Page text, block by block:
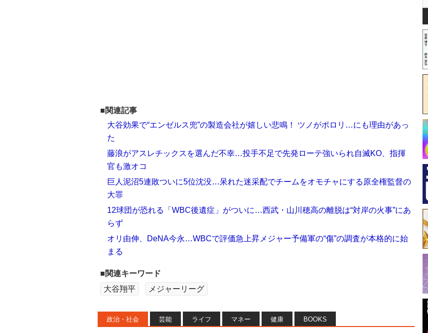
■関連記事
大谷効果で“エンゼルス兜”の製造会社が嬉しい悲鳴！ ツノがポロリ…にも理由があっ
た
藤浪がアスレチックスを選んだ不幸…投手不足で先発ローテ強いられ自滅KO、指揮
官も激オコ
巨人泥沼5連敗ついに5位沈没…呆れた迷采配でチームをオモチャにする原全権監督の
大罪
12球団が恐れる「WBC後遺症」がついに…西武・山川穂高の離脱は“対岸の火事”にあ
らず
オリ由伸、DeNA今永…WBCで評価急上昇メジャー予備軍の“傷”の調査が本格的に始
まる
■関連キーワード
大谷翔平
メジャーリーグ
政治・社会 芸能 ライフ マネー 健康 BOOKS